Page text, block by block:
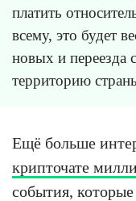
платить
всему, это будет
новых и переезда
территорию
Ещё больше
крипточате
события,